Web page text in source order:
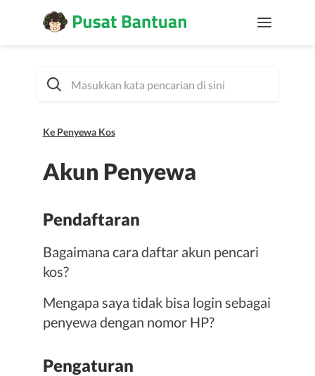
Ke Penyewa Kos
Akun Penyewa
Pendaftaran
Bagaimana cara daftar akun pencari
kos?
Mengapa saya tidak bisa login sebagai
penyewa dengan nomor HP?
Pengaturan